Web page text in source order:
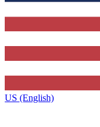
US (English)